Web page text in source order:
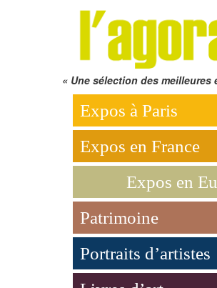
« Une sélection des meilleures
Expos à Paris
Expos en France
Expos en
Patrimoine
Portraits d’artistes